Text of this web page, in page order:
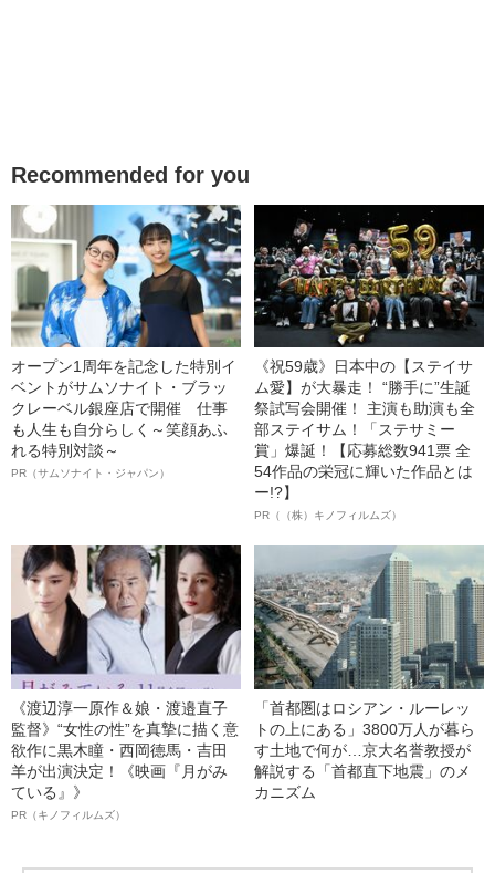
Recommended for you
オープン1周年を記念した特別イ
ベントがサムソナイト・ブラッ
クレーベル銀座店で開催 仕事
も人生も自分らしく～笑顔あふ
れる特別対談～
PR（サムソナイト・ジャパン）
《祝59歳》日本中の【ステイサ
ム愛】が大暴走！ “勝手に”生誕
祭試写会開催！ 主演も助演も全
部ステイサム！「ステサミー
賞」爆誕！【応募総数941票 全
54作品の栄冠に輝いた作品とは
ー!?】
PR（（株）キノフィルムズ）
《渡辺淳一原作＆娘・渡邉直子
監督》“女性の性”を真摯に描く意
欲作に黒木瞳・西岡德馬・吉田
羊が出演決定！《映画『月がみ
ている』》
PR（キノフィルムズ）
「首都圏はロシアン・ルーレッ
トの上にある」3800万人が暮ら
す土地で何が…京大名誉教授が
解説する「首都直下地震」のメ
カニズム